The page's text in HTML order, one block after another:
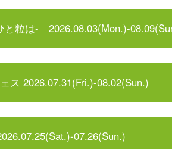
と粒は- 2026.08.03(Mon.)-
ス 2026.07.31(Fri.)-08.02(Sun.)
07.26(Sun.)